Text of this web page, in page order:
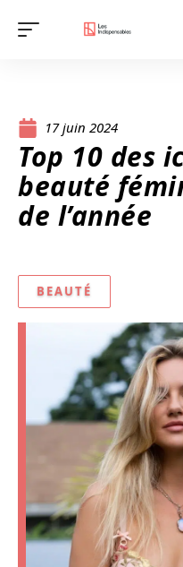
17 juin 2024
Top 10 des
beauté
de l’année
BEAUTÉ